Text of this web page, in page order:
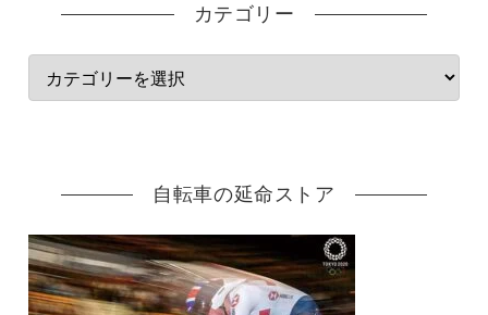
カテゴリー
自転車の延命ストア